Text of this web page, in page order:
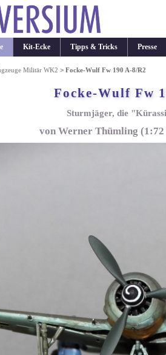
Kit-Ecke Tipps & Tricks Presse
Militär WK2 >Focke-Wulf Fw 190 A-8/R2
Focke-Wulf Fw
Sturmjäger, die
von Werner Thümling